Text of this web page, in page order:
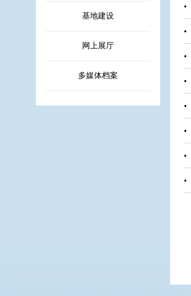
基地建设
网上展厅
多媒体档案